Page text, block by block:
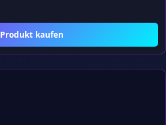
Produkt kaufen